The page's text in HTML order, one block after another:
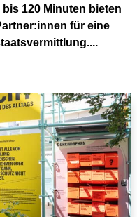
120 Minuten bieten
für eine